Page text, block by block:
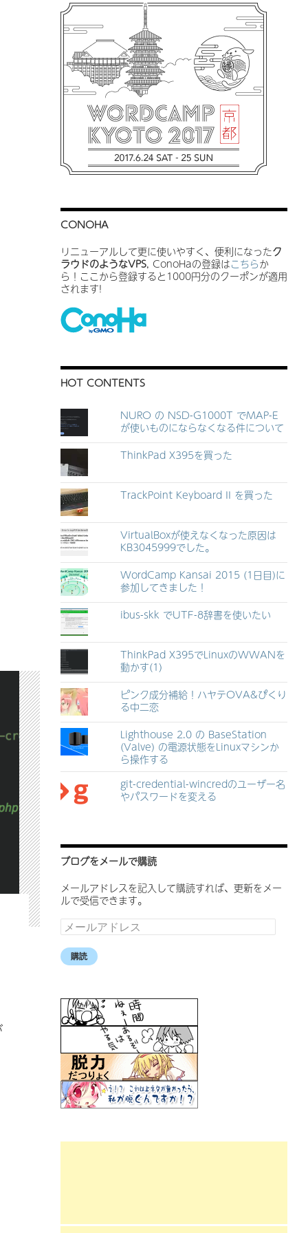
CONOHA
リニューアルして更に使いやすく、便利になったク
ラウドのようなVPS, ConoHaの登録はこちらか
ら！ここから登録すると1000円分のクーポンが適用
されます!
HOT CONTENTS
NURO の NSD-G1000T でMAP-E
が使いものにならなくなる件について
ThinkPad X395を買った
TrackPoint Keyboard II を買った
VirtualBoxが使えなくなった原因は
KB3045999でした。
WordCamp Kansai 2015 (1日目)に
参加してきました！
ibus-skk でUTF-8辞書を使いたい
ThinkPad X395でLinuxのWWANを
動かす(1)
ピンク成分補給！ハヤテOVA&ぴくり
る中二恋
Lighthouse 2.0 の BaseStation
(Valve) の電源状態をLinuxマシンか
ら操作する
git-credential-wincredのユーザー名
やパスワードを変える
ブログをメールで購読
メールアドレスを記入して購読すれば、更新をメー
ルで受信できます。
メ
ー
ル
ア
ス
購読